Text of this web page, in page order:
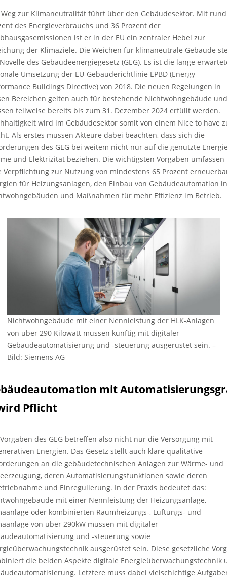
zur Klimaneutralität führt über den Gebäudesektor. Mit
des Energieverbrauchs und 36 Prozent der
ist er in der EU ein zentraler Hebel zur
der Klimaziele. Die Weichen für klimaneutrale Gebäude
des Gebäudeenergiegesetz (GEG). Es ist die lange
Umsetzung der EU-Gebäuderichtlinie EPBD (Energy
Buildings Directive) von 2018. Die neuen Regelungen in
Bereichen gelten auch für bestehende Nichtwohngebäude und
teilweise bereits bis zum 31. Dezember 2024 erfüllt werden.
wird im Gebäudesektor somit von einem Nice to have
Als erstes müssen Akteure dabei beachten, dass sich die
des GEG bei weitem nicht nur auf die genutzte
und Elektrizität beziehen. Die wichtigsten Vorgaben umfassen
Verpflichtung zur Nutzung von mindestens 65 Prozent
für Heizungsanlagen, den Einbau von Gebäudeautomation in
und Maßnahmen für mehr Effizienz im Betrieb.
Nichtwohngebäude mit einer Nennleistung der HLK-Anlagen
von über 290 Kilowatt müssen künftig mit digitaler
Gebäudeautomatisierung und -steuerung ausgerüstet sein. –
Bild: Siemens AG
mit
Pflicht
des GEG betreffen also nicht nur die Versorgung mit
Energien. Das Gesetz stellt auch klare qualitative
an die gebäudetechnischen Anlagen zur Wärme- und
deren Automatisierungsfunktionen sowie deren
und Einregulierung. In der Praxis bedeutet das:
mit einer Nennleistung der Heizungsanlage,
oder kombinierten Raumheizungs-, Lüftungs- und
von über 290kW müssen mit digitaler
und -steuerung sowie
ausgerüstet sein. Diese gesetzliche
die beiden Aspekte digitale Energieüberwachungstechnik
Letztere muss dabei vielschichtige